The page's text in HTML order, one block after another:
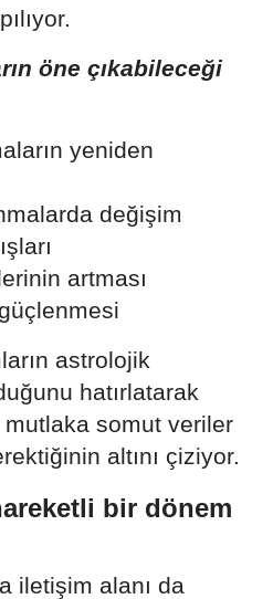
öne çıkabileceği
yeniden
değişim
artması
astrolojik
hatırlatarak
mutlaka somut veriler
altını çiziyor.
bir dönem
iletişim alanı da